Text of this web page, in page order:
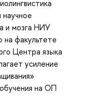
и мозга НИУ
факультете
Центра языка
усиление
на ОП